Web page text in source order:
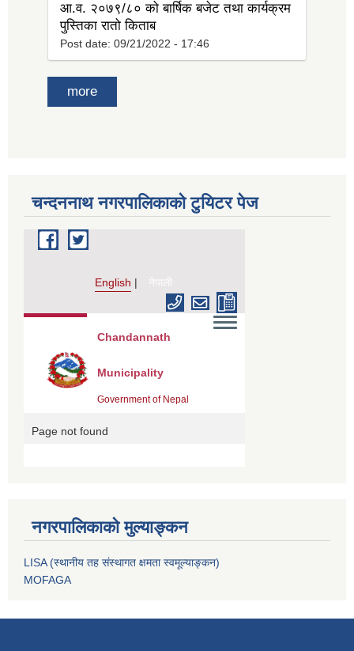
आ.व. २०७९/८० को बार्षिक बजेट तथा कार्यक्रम
पुस्तिका रातो किताब
Post date: 09/21/2022 - 17:46
more
चन्दननाथ नगरपालिकाको टुयिटर पेज
नगरपालिकाको मुल्याङ्कन
LISA (स्थानीय तह संस्थागत क्षमता स्वमूल्याङ्कन)
MOFAGA